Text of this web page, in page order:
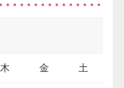
木 金 土